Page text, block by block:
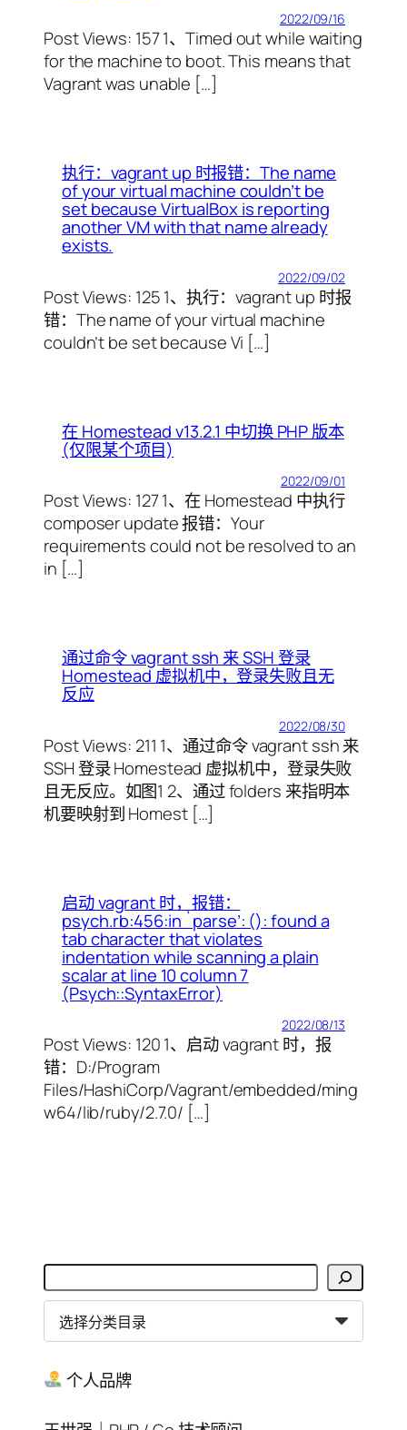
2022/09/16
Post Views: 157 1、Timed out while waiting
for the machine to boot. This means that
Vagrant was unable […]
执行：vagrant up 时报错：The name
of your virtual machine couldn’t be
set because VirtualBox is reporting
another VM with that name already
exists.
2022/09/02
Post Views: 125 1、执行：vagrant up 时报
错：The name of your virtual machine
couldn’t be set because Vi […]
在 Homestead v13.2.1 中切换 PHP 版本
(仅限某个项目)
2022/09/01
Post Views: 127 1、在 Homestead 中执行
composer update 报错：Your
requirements could not be resolved to an
in […]
通过命令 vagrant ssh 来 SSH 登录
Homestead 虚拟机中，登录失败且无
反应
2022/08/30
Post Views: 211 1、通过命令 vagrant ssh 来
SSH 登录 Homestead 虚拟机中，登录失败
且无反应。如图1 2、通过 folders 来指明本
机要映射到 Homest […]
启动 vagrant 时，报错：
psych.rb:456:in `parse’: (): found a
tab character that violates
indentation while scanning a plain
scalar at line 10 column 7
(Psych::SyntaxError)
2022/08/13
Post Views: 120 1、启动 vagrant 时，报
错：D:/Program
Files/HashiCorp/Vagrant/embedded/ming
w64/lib/ruby/2.7.0/ […]
搜
索
分
录 个人品牌